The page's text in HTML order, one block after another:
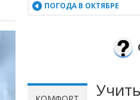
ПОГОДА В ОКТЯБРЕ